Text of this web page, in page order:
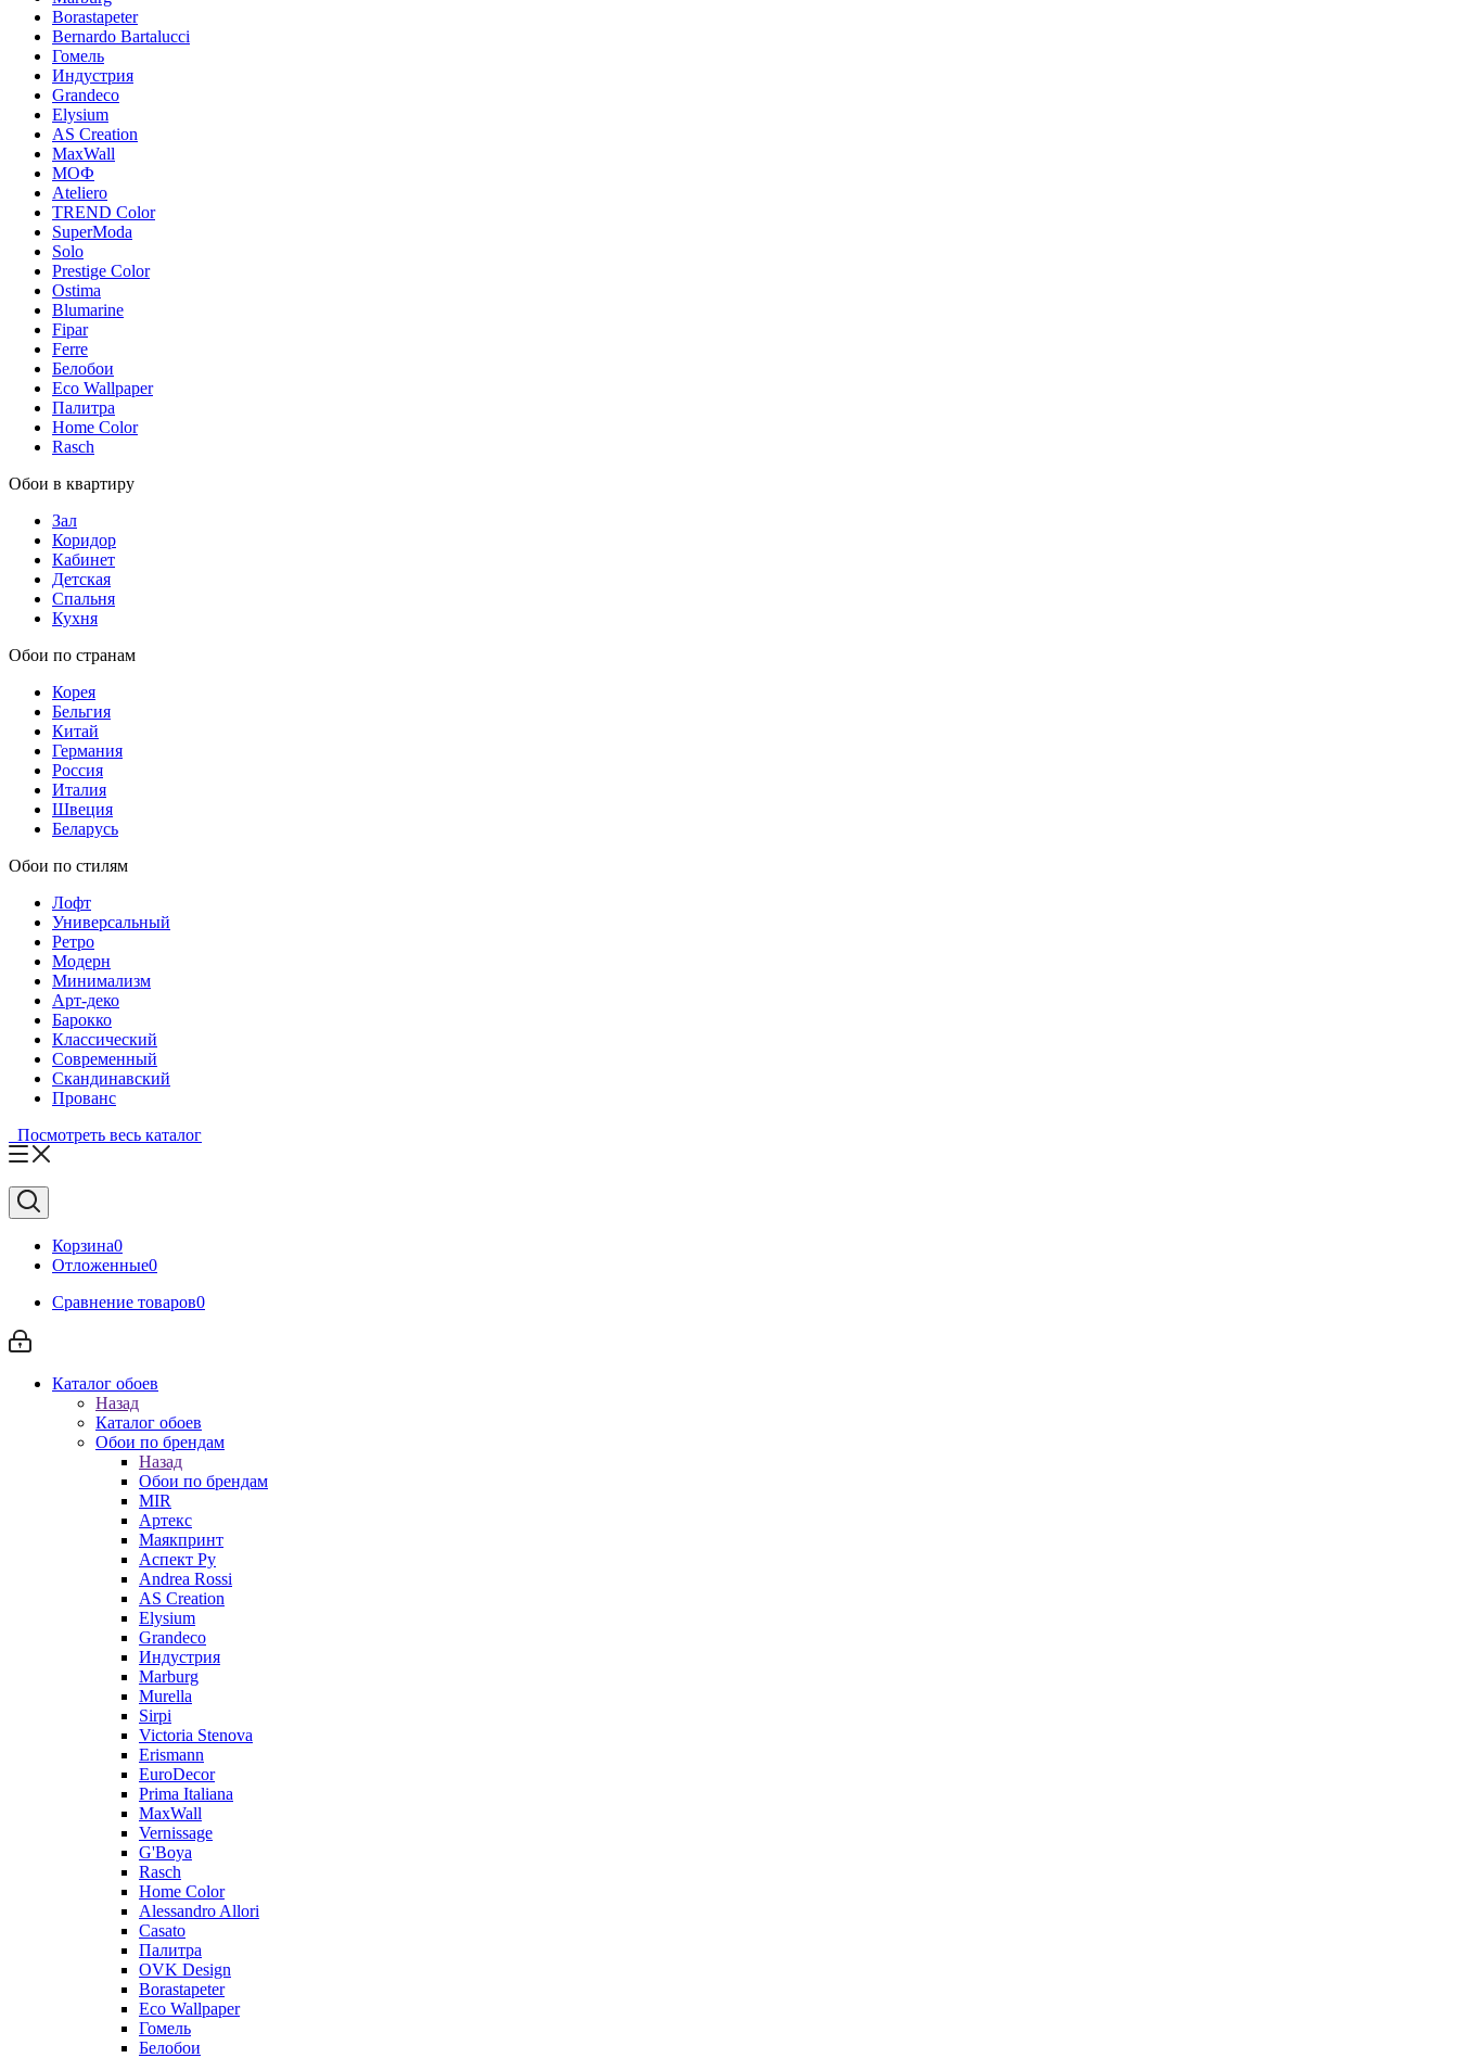
Borastapeter
Bernardo Bartalucci
Гомель
Индустрия
Grandeco
Elysium
AS Creation
MaxWall
МОФ
Ateliero
TREND Color
SuperModa
Solo
Prestige Color
Ostima
Blumarine
Fipar
Ferre
Белобои
Eco Wallpaper
Палитра
Home Color
Rasch
Обои в квартиру
Зал
Коридор
Кабинет
Детская
Спальня
Кухня
Обои по странам
Корея
Бельгия
Китай
Германия
Россия
Италия
Швеция
Беларусь
Обои по стилям
Лофт
Универсальный
Ретро
Модерн
Минимализм
Арт-деко
Барокко
Классический
Современный
Скандинавский
Прованс
Посмотреть весь каталог
Корзина0
Отложенные0
Сравнение товаров0
Каталог обоев
Назад
Каталог обоев
Обои по брендам
Назад
Обои по брендам
MIR
Артекс
Маякпринт
Аспект Ру
Andrea Rossi
AS Creation
Elysium
Grandeco
Индустрия
Marburg
Murella
Sirpi
Victoria Stenova
Erismann
EuroDecor
Prima Italiana
MaxWall
Vernissage
G'Boya
Rasch
Home Color
Alessandro Allori
Casato
Палитра
OVK Design
Borastapeter
Eco Wallpaper
Гомель
Белобои